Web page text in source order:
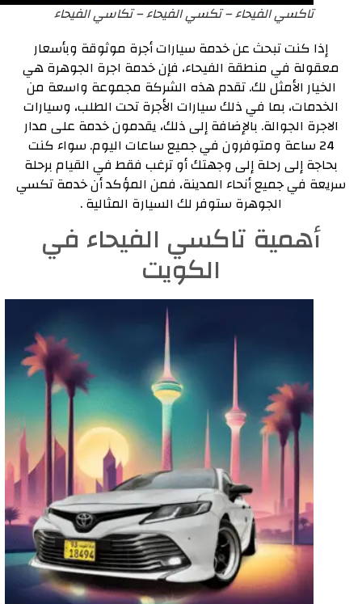
تاكسي الفيحاء – تكسي الفيحاء – تكاسي الفيحاء
إذا كنت تبحث عن خدمة سيارات أجرة موثوقة وبأسعار
معقولة في منطقة الفيحاء، فإن خدمة اجرة الجوهرة هي
الخيار الأمثل لك. تقدم هذه الشركة مجموعة واسعة من
الخدمات، بما في ذلك سيارات الأجرة تحت الطلب، وسيارات
الاجرة الجوالة. بالإضافة إلى ذلك، يقدمون خدمة على مدار
24 ساعة ومتوفرون في جميع ساعات اليوم. سواء كنت
بحاجة إلى رحلة إلى وجهتك أو ترغب فقط في القيام برحلة
سريعة في جميع أنحاء المدينة، فمن المؤكد أن خدمة تكسي
الجوهرة ستوفر لك السيارة المثالية .
أهمية تاكسي الفيحاء في
الكويت